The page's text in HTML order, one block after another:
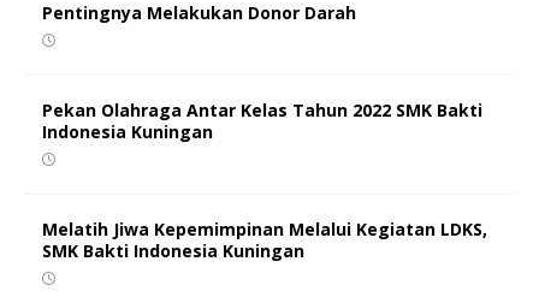
Pentingnya Melakukan Donor Darah
Pekan Olahraga Antar Kelas Tahun 2022 SMK Bakti
Indonesia Kuningan
Melatih Jiwa Kepemimpinan Melalui Kegiatan LDKS,
SMK Bakti Indonesia Kuningan